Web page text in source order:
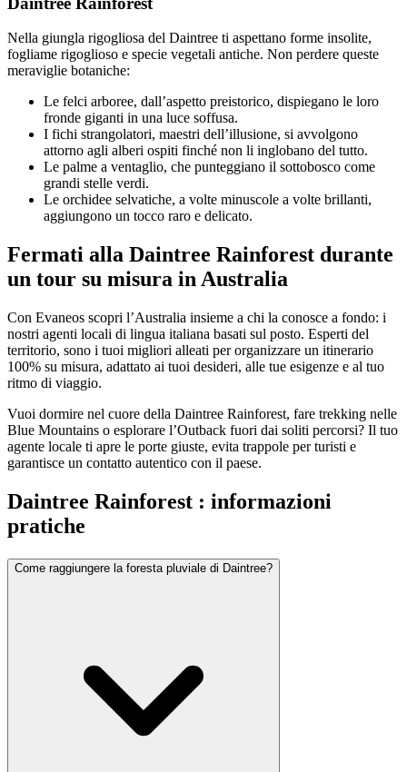
Nella giungla rigogliosa del Daintree ti aspettano forme insolite,
fogliame rigoglioso e specie vegetali antiche. Non perdere queste
meraviglie botaniche:
Le felci arboree, dall’aspetto preistorico, dispiegano le loro
fronde giganti in una luce soffusa.
I fichi strangolatori, maestri dell’illusione, si avvolgono
attorno agli alberi ospiti finché non li inglobano del tutto.
Le palme a ventaglio, che punteggiano il sottobosco come
grandi stelle verdi.
Le orchidee selvatiche, a volte minuscole a volte brillanti,
aggiungono un tocco raro e delicato.
Fermati alla Daintree Rainforest durante
un tour su misura in Australia
Con Evaneos scopri l’Australia insieme a chi la conosce a fondo: i
nostri agenti locali di lingua italiana basati sul posto. Esperti del
territorio, sono i tuoi migliori alleati per organizzare un itinerario
100% su misura, adattato ai tuoi desideri, alle tue esigenze e al tuo
ritmo di viaggio.
Vuoi dormire nel cuore della Daintree Rainforest, fare trekking nelle
Blue Mountains o esplorare l’Outback fuori dai soliti percorsi? Il tuo
agente locale ti apre le porte giuste, evita trappole per turisti e
garantisce un contatto autentico con il paese.
Daintree Rainforest : informazioni
pratiche
Come raggiungere la foresta pluviale di Daintree?